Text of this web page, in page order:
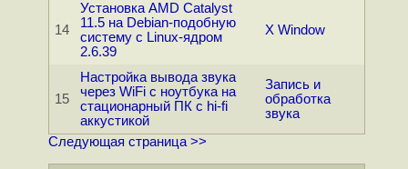
14
Установка AMD Catalyst
11.5 на Debian-подобную
систему с Linux-ядром
2.6.39
X Window
15
Настройка вывода звука
через WiFi с ноутбука на
стационарный ПК с hi-fi
аккустикой
Запись и
обработка
звука
Следующая страница >>